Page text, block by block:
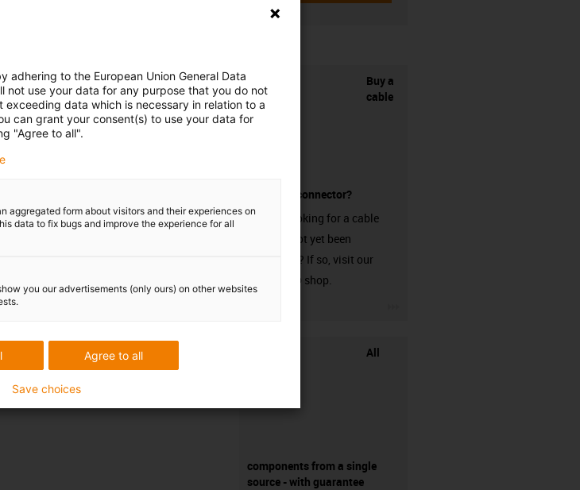
Buy a
cable
without a connector?
Are you looking for a cable
that has not yet been
harnessed? If so, visit our
chainflex® shop.
All
components from a single
source - with guarantee
to the European Union General Data
not use your data for any purpose that you do not
data which is necessary in relation to a
can grant your consent(s) to use your data for
"Agree to all".
aggregated form about visitors and their experiences on
data to fix bugs and improve the experience for all
you our advertisements (only ours) on other websites
Agree to all
Save choices